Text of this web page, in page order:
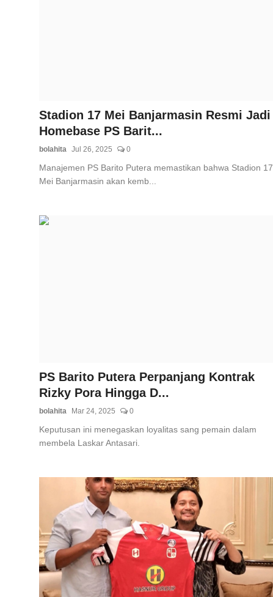
Stadion 17 Mei Banjarmasin Resmi Jadi
Homebase PS Barit...
bolahita Jul 26, 2025 0
Manajemen PS Barito Putera memastikan bahwa Stadion 17
Mei Banjarmasin akan kemb...
PS Barito Putera Perpanjang Kontrak
Rizky Pora Hingga D...
bolahita Mar 24, 2025 0
Keputusan ini menegaskan loyalitas sang pemain dalam
membela Laskar Antasari.